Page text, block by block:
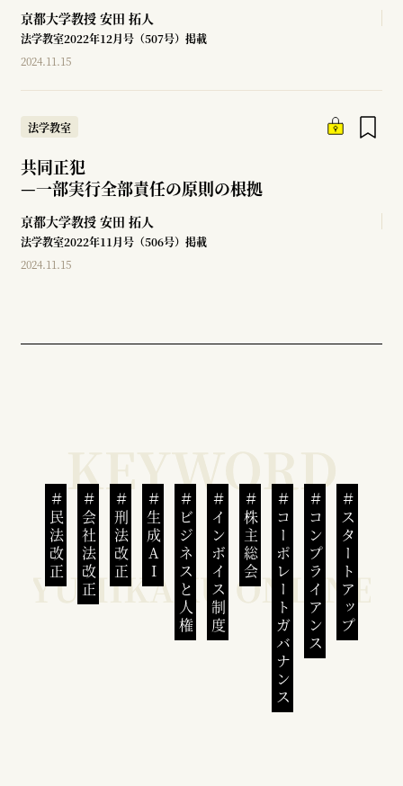
京都大学教授 安田 拓人
法学教室2022年12月号（507号）掲載
2024.11.15
法学教室
共同正犯
—一部実行全部責任の原則の根拠
京都大学教授 安田 拓人
法学教室2022年11月号（506号）掲載
2024.11.15
民法改正 会社法改正 刑法改正 生成AI ビジネスと人権インボイス制度 株主総会 コーポレートガバナンスコンプライアンススタートアップ